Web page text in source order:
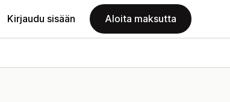
Kirjaudu sisään Aloita maksutta